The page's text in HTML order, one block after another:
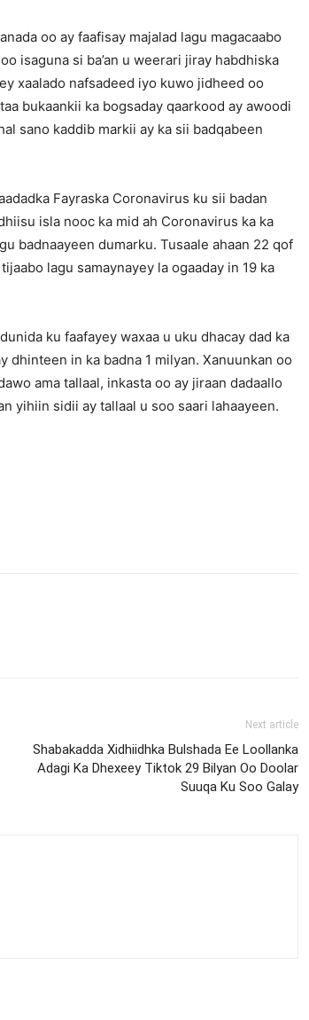
oo ay faafisay majalad lagu magacaabo
isaguna si ba’an u weerari jiray habdhiska
xaalado nafsadeed iyo kuwo jidheed oo
bukaankii ka bogsaday qaarkood ay awoodi
sano kaddib markii ay ka sii badqabeen
Fayraska Coronavirus ku sii badan
isla nooc ka mid ah Coronavirus ka ka
badnaayeen dumarku. Tusaale ahaan 22 qof
lagu samaynayey la ogaaday in 19 ka
ku faafayey waxaa u uku dhacay dad ka
dhinteen in ka badna 1 milyan. Xanuunkan oo
ama tallaal, inkasta oo ay jiraan dadaallo
yihiin sidii ay tallaal u soo saari lahaayeen.
Next article
Shabakadda Xidhiidhka Bulshada Ee Loollanka
Adagi Ka Dhexeey Tiktok 29 Bilyan Oo Doolar
Suuqa Ku Soo Galay